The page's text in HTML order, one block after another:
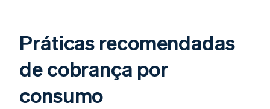
Práticas recomendadas
de cobrança por
consumo